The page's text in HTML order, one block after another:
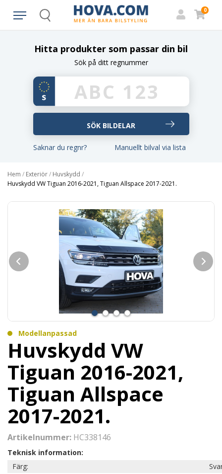
Search
0
Hitta produkter som passar din bil
Sök på ditt regnummer
Saknar du regnr? Manuellt bilval via lista
Hem / Exteriör/ Huvskydd /
Huvskydd VW Tiguan 2016-2021, Tiguan Allspace 2017-2021.
Modellanpassad
Huvskydd VW
Tiguan 2016-2021,
Tiguan Allspace
2017-2021.
Artikelnummer: HC338146
Teknisk information:
Färg: